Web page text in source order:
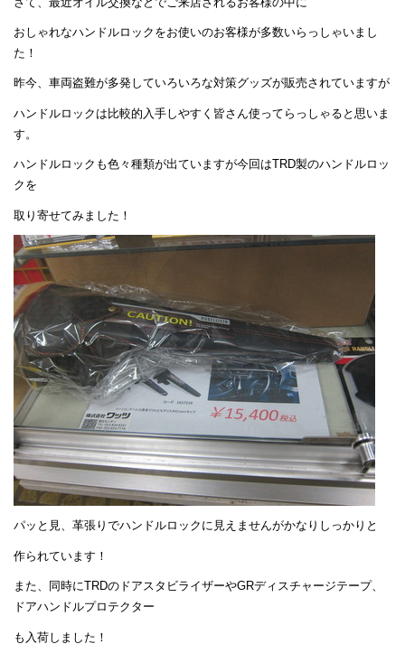
おしゃれなハンドルロックをお使いのお客様が多数いらっしゃいまし
た！
昨今、車両盗難が多発していろいろな対策グッズが販売されていますが
ハンドルロックは比較的入手しやすく皆さん使ってらっしゃると思いま
す。
ハンドルロックも色々種類が出ていますが今回はTRD製のハンドルロッ
クを
取り寄せてみました！
パッと見、革張りでハンドルロックに見えませんがかなりしっかりと
作られています！
また、同時にTRDのドアスタビライザーやGRディスチャージテープ、
ドアハンドルプロテクター
も入荷しました！